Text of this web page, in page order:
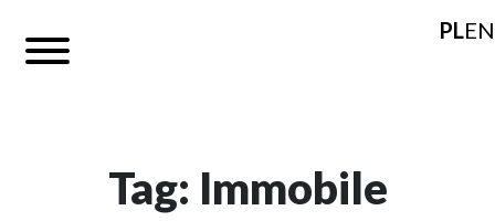
PLEN
Tag: Immobile